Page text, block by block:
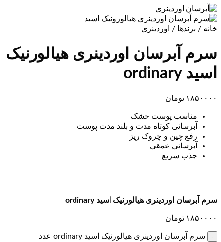
خانه / برندها / اوردینری
سرم آبرسان اوردینری هیالورنیک
اسید ordinary
۱۸۵۰۰۰۰ تومان
مناسب پوست خشک
آبرسانی کوتاه مدت و بلند مدت پوست
رفع چین و چروک ریز
آبرسانی عمقی
جذب سریع
سرم آبرسان اوردینری هیالورنیک اسید ordinary
۱۸۵۰۰۰۰ تومان
سرم آبرسان اوردینری هیالورنیک اسید ordinary عدد